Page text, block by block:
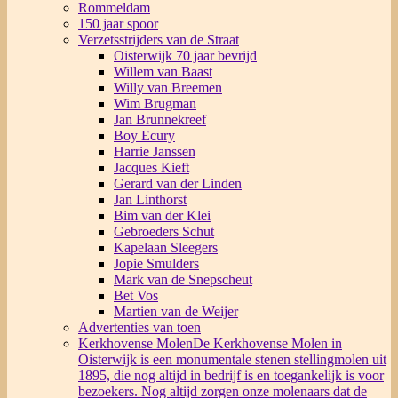
Rommeldam
150 jaar spoor
Verzetsstrijders van de Straat
Oisterwijk 70 jaar bevrijd
Willem van Baast
Willy van Breemen
Wim Brugman
Jan Brunnekreef
Boy Ecury
Harrie Janssen
Jacques Kieft
Gerard van der Linden
Jan Linthorst
Bim van der Klei
Gebroeders Schut
Kapelaan Sleegers
Jopie Smulders
Mark van de Snepscheut
Bet Vos
Martien van de Weijer
Advertenties van toen
Kerkhovense MolenDe Kerkhovense Molen in
Oisterwijk is een monumentale stenen stellingmolen uit
1895, die nog altijd in bedrijf is en toegankelijk is voor
bezoekers. Nog altijd zorgen onze molenaars dat de